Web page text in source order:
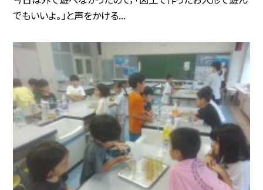
でもいいよ。」と声をかける...